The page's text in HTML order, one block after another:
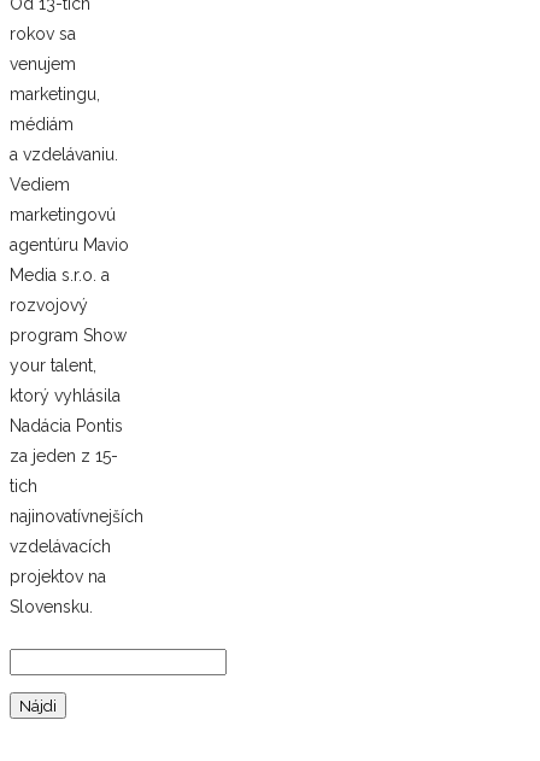
rokov sa
venujem
marketingu,
médiám
a vzdelávaniu.
Vediem
marketingovú
agentúru Mavio
Media s.r.o. a
rozvojový
program Show
your talent,
ktorý vyhlásila
Nadácia Pontis
za jeden z 15-
tich
najinovatívnejších
vzdelávacích
projektov na
Slovensku.
Hľadať: